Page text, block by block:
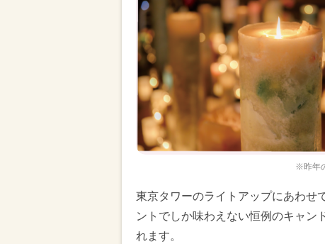
※昨年
東京タワーのライトアップにあわせ
ントでしか味わえない恒例のキャン
れます。